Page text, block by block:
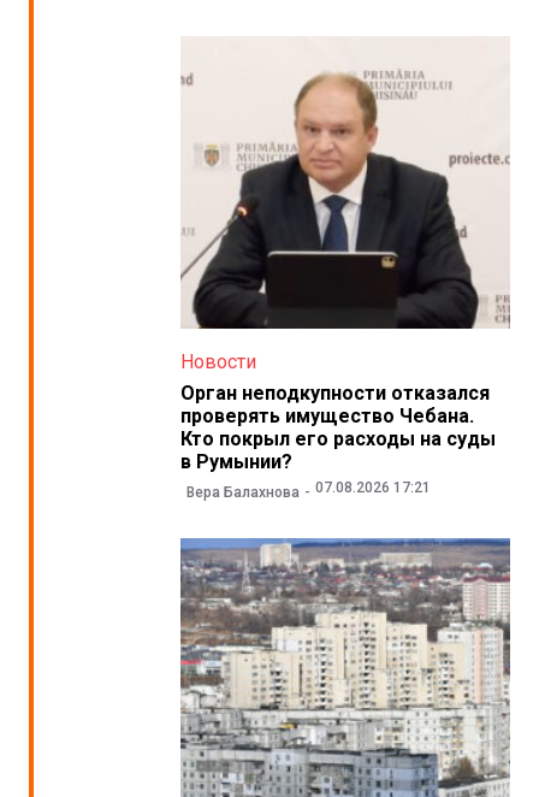
Новости
Орган неподкупности отказался
проверять имущество Чебана.
Кто покрыл его расходы на суды
в Румынии?
Вера Балахнова 07.08.2026 17:21